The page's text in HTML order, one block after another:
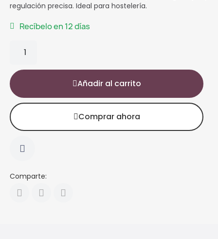
regulación precisa. Ideal para hostelería.
Recíbelo en 12 días
Añadir al carrito
Comprar ahora
Comparte: